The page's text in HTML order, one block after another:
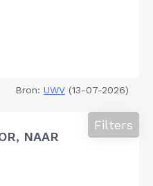
Bron: UWV (13-07-2026)
NAAR
Filters